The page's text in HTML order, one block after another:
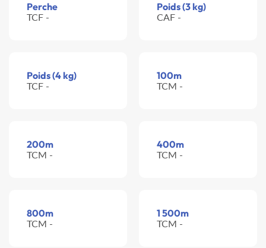
Perche
TCF -
Poids (3 kg)
CAF -
Poids (4 kg)
TCF -
100m
TCM -
200m
TCM -
400m
TCM -
800m
TCM -
1 500m
TCM -